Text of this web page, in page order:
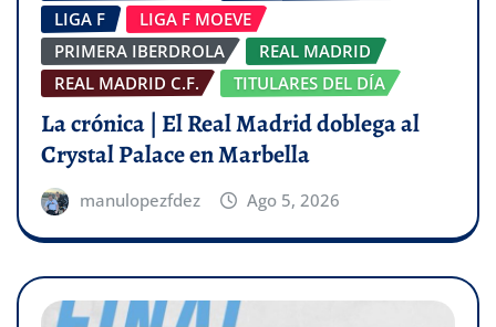
LIGA F
LIGA F MOEVE
PRIMERA IBERDROLA
REAL MADRID
REAL MADRID C.F.
TITULARES DEL DÍA
La crónica | El Real Madrid doblega al
Crystal Palace en Marbella
manulopezfdez Ago 5, 2026